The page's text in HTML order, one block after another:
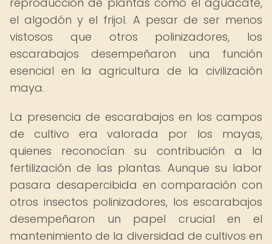
el algodón y el frijol. A pesar de ser menos
vistosos que otros polinizadores, los
escarabajos desempeñaron una función
esencial en la agricultura de la civilización
maya.
La presencia de escarabajos en los campos
de cultivo era valorada por los mayas,
quienes reconocían su contribución a la
fertilización de las plantas. Aunque su labor
pasara desapercibida en comparación con
otros insectos polinizadores, los escarabajos
desempeñaron un papel crucial en el
mantenimiento de la diversidad de cultivos en